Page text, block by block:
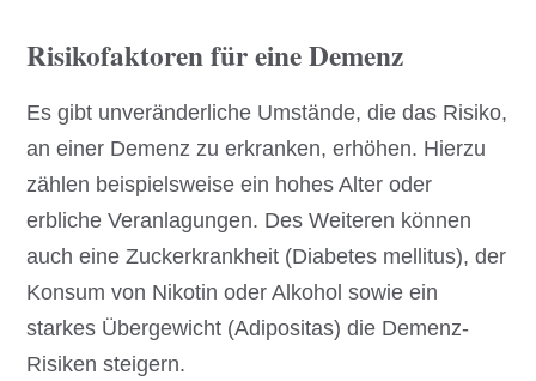
Risikofaktoren für eine Demenz
Es gibt unveränderliche Umstände, die das Risiko,
an einer Demenz zu erkranken, erhöhen. Hierzu
zählen beispielsweise ein hohes Alter oder
erbliche Veranlagungen. Des Weiteren können
auch eine Zuckerkrankheit (Diabetes mellitus), der
Konsum von Nikotin oder Alkohol sowie ein
starkes Übergewicht (Adipositas) die Demenz-
Risiken steigern.